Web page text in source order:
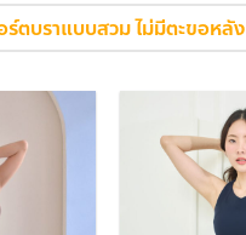
ตบราแบบสวม ไม่มีตะขอหลัง